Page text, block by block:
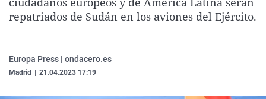
La rosa de los vientos
Como el perro y el
Caso
Equipo de
Extremadura
La Rioja
Virales
Elecciones
repatriados de Sudán en los aviones del Ejército.
Europa Press | ondacero.es
Madrid 21.04.2023 17:19